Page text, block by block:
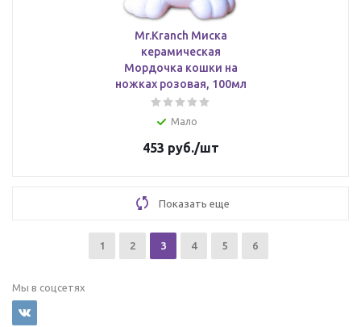
Mr.Kranch Миска
керамическая
Мордочка кошки на
ножках розовая, 100мл
Мало
453 руб./шт
Показать еще
1 2 3 4 5 6
Мы в соцсетях